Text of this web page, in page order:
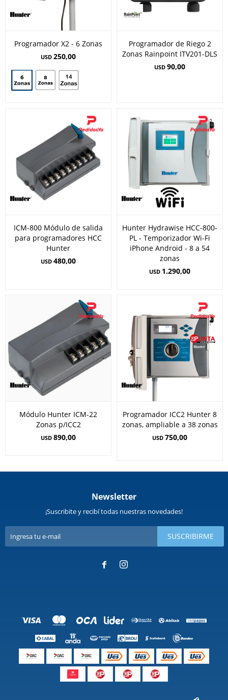
Programador X2 - 6 Zonas
USD 250,00
Programador de Riego 2
Zonas Rainpoint ITV201-DLS
USD 90,00
ICM-800 Módulo de salida
para programadores HCC
Hunter
USD 480,00
Hunter Hydrawise HCC-800-
PL - Temporizador Wi-Fi
iPhone Android - 8 a 54
zonas
USD 1.290,00
Módulo Hunter ICM-22
Zonas p/ICC2
USD 890,00
Programador ICC2 Hunter 8
zonas, ampliable a 38 zonas
USD 750,00
Newsletter
¡Suscribite y recibí todas nuestras novedades!
SUSCRIBIRME
 